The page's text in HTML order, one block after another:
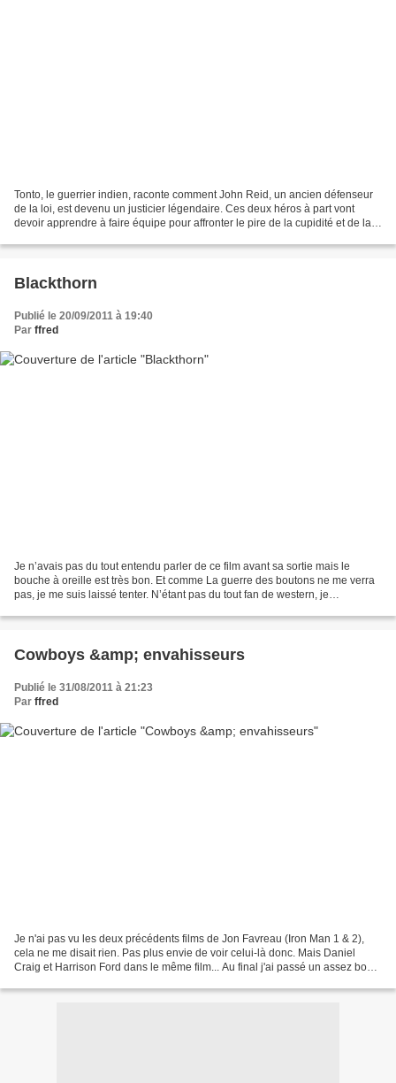
Tonto, le guerrier indien, raconte comment John Reid, un ancien défenseur
de la loi, est devenu un justicier légendaire. Ces deux héros à part vont
devoir apprendre à faire équipe pour affronter le pire de la cupidité et de la
Blackthorn
Publié le 20/09/2011 à 19:40
Par ffred
Je n’avais pas du tout entendu parler de ce film avant sa sortie mais le
bouche à oreille est très bon. Et comme La guerre des boutons ne me verra
pas, je me suis laissé tenter. N’étant pas du tout fan de western, je
Cowboys &amp; envahisseurs
Publié le 31/08/2011 à 21:23
Par ffred
Je n'ai pas vu les deux précédents films de Jon Favreau (Iron Man 1 & 2),
cela ne me disait rien. Pas plus envie de voir celui-là donc. Mais Daniel
Craig et Harrison Ford dans le même film... Au final j'ai passé un assez bon